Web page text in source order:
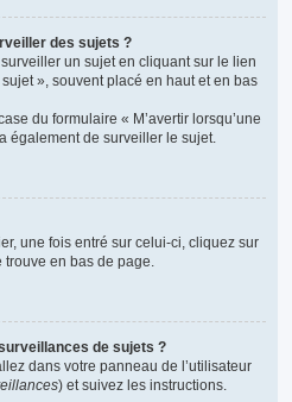
des sujets ?
un sujet en cliquant sur le lien
», souvent placé en haut et en bas
du formulaire « M’avertir lorsqu’une
également de surveiller le sujet.
une fois entré sur celui-ci, cliquez sur
trouve en bas de page.
de sujets ?
dans votre panneau de l’utilisateur
) et suivez les instructions.